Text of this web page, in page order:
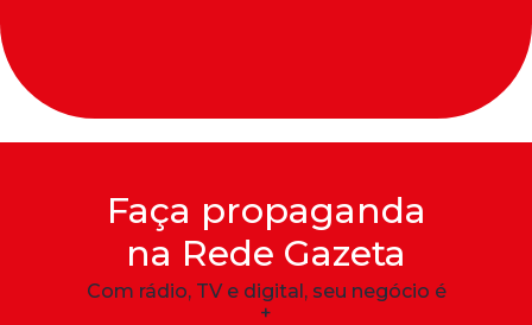
Faça propaganda
na Rede Gazeta
Com rádio, TV e digital, seu negócio é
+